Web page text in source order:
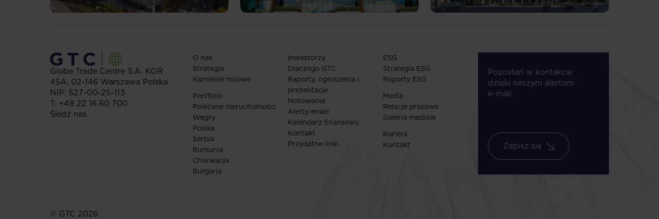
Globe Trade Centre S.A. KOR
45A, 02-146 Warszawa Polska
NIP: 527-00-25-113
T: +48 22 16 60 700
Śledź nas
O nas
Strategia
Kamienie milowe
Portfolio
Polecane nieruchomości
Węgry
Polska
Serbia
Rumunia
Chorwacja
Bułgaria
Inwestorzy
Dlaczego GTC
Raporty, ogłoszenia i
prezentacje
Notowania
Alerty email
Kalendarz finansowy
Kontakt
Przydatne linki
ESG
Strategia ESG
Raporty ESG
Media
Relacje prasowe
Galeria mediów
Kariera
Kontakt
Pozostań w kontakcie
dzięki naszym alertom
e-mail
Zapisz się
© GTC 2026